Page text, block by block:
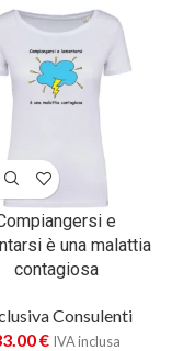
e
è una malattia
contagiosa
Consulenti
€ IVA inclusa